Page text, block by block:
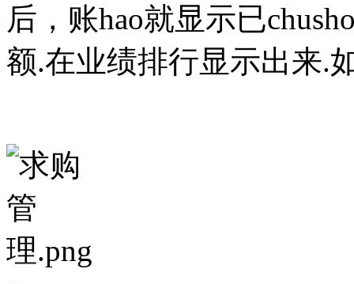
后，账hao就显示已
额.在业绩排行显示出来.